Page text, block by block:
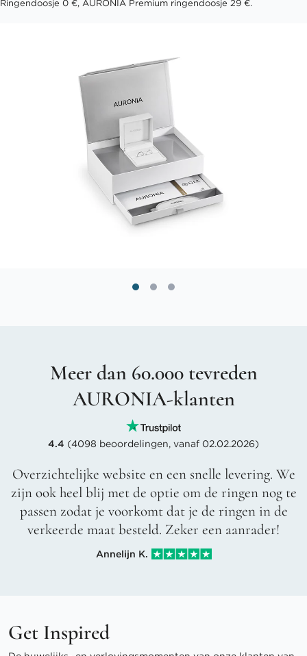
Ringendoosje 0 €, AURONIA Premium ringendoosje 29 €.
Meer dan 60.000 tevreden
AURONIA-klanten
4.4 (4098 beoordelingen, vanaf 02.02.2026)
Overzichtelijke website en een snelle levering. We
zijn ook heel blij met de optie om de ringen nog te
passen zodat je voorkomt dat je de ringen in de
verkeerde maat besteld. Zeker een aanrader!
Annelijn K.
Get Inspired